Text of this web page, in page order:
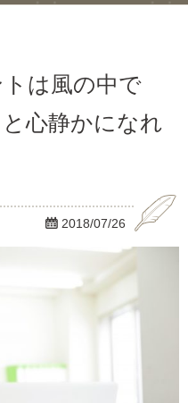
は風の中で
心静かになれ
 2018/07/26